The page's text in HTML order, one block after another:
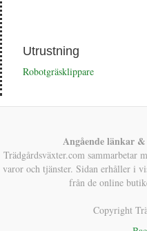
Utrustning
Robotgräsklippare
Angående länkar
Trädgårdsväxter.com sammarbetar
varor och tjänster. Sidan erhåller i
från de online
Copyright